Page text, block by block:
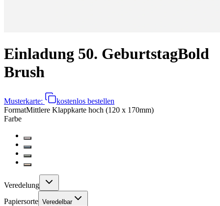
Einladung 50. GeburtstagBold
Brush
Musterkarte:
kostenlos bestellen
FormatMittlere Klappkarte hoch (120 x 170mm)
Farbe
Veredelung
Papiersorte Veredelbar